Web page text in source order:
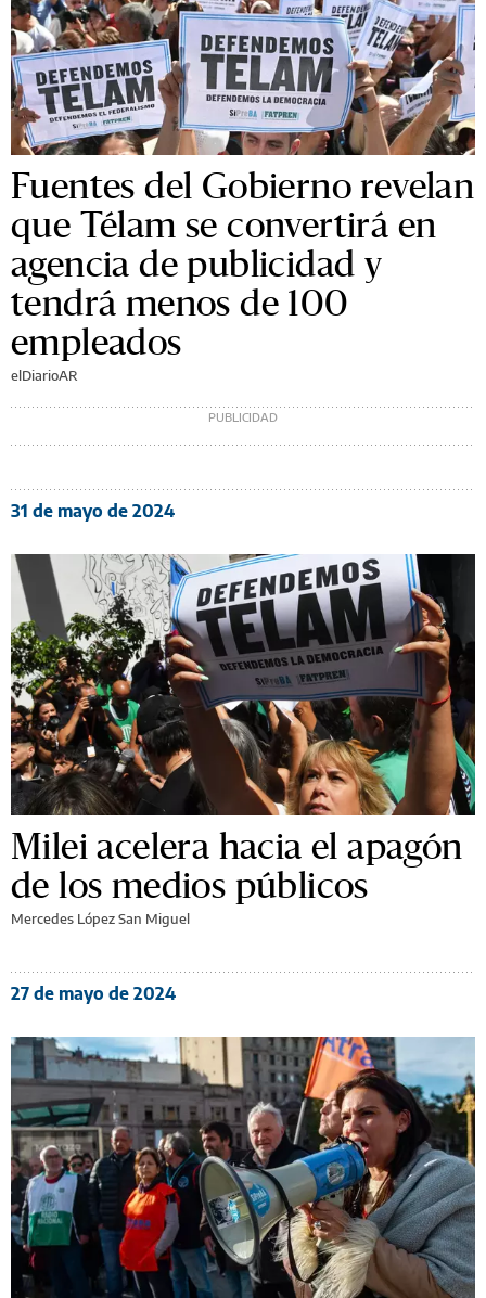
Fuentes del Gobierno revelan
que Télam se convertirá en
agencia de publicidad y
tendrá menos de 100
empleados
elDiarioAR
31 de mayo de 2024
Milei acelera hacia el apagón
de los medios públicos
Mercedes López San Miguel
27 de mayo de 2024